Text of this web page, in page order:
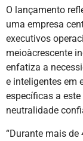
O lançamento
uma empresa
executivos
meioàcrescente
enfatiza a
e inteligentes em
específicas a
neutralidade
“Durante mais de